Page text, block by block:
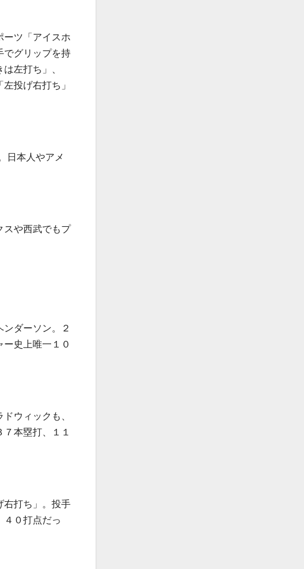
ーツ「アイスホ
でグリップを持
左打ち」、
投げ右打ち」
日本人やアメ
スや西武でもプ
ダーソン。２
史上唯一１０
ウィックも、
本塁打、１１
右打ち」。投手
４０打点だっ